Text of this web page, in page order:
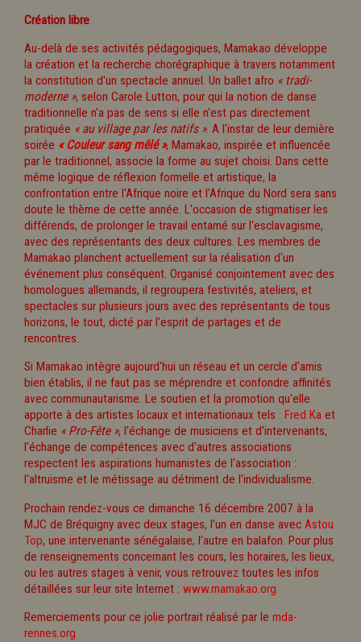
Création libre
Au-delà de ses activités pédagogiques, Mamakao développe
la création et la recherche chorégraphique à travers notamment
la constitution d'un spectacle annuel. Un ballet afro « tradi-
moderne », selon Carole Lutton, pour qui la notion de danse
traditionnelle n'a pas de sens si elle n'est pas directement
pratiquée « au village par les natifs ». A l'instar de leur dernière
soirée « Couleur sang mêlé », Mamakao, inspirée et influencée
par le traditionnel, associe la forme au sujet choisi. Dans cette
même logique de réflexion formelle et artistique, la
confrontation entre l'Afrique noire et l'Afrique du Nord sera sans
doute le thème de cette année. L'occasion de stigmatiser les
différends, de prolonger le travail entamé sur l'esclavagisme,
avec des représentants des deux cultures. Les membres de
Mamakao planchent actuellement sur la réalisation d'un
événement plus conséquent. Organisé conjointement avec des
homologues allemands, il regroupera festivités, ateliers, et
spectacles sur plusieurs jours avec des représentants de tous
horizons, le tout, dicté par l'esprit de partages et de
rencontres.
Si Mamakao intègre aujourd'hui un réseau et un cercle d'amis
bien établis, il ne faut pas se méprendre et confondre affinités
avec communautarisme. Le soutien et la promotion qu'elle
apporte à des artistes locaux et internationaux tels : Fred Ka et
Charlie « Pro-Fête », l'échange de musiciens et d'intervenants,
l'échange de compétences avec d'autres associations
respectent les aspirations humanistes de l'association :
l'altruisme et le métissage au détriment de l'individualisme.
Prochain rendez-vous ce dimanche 16 décembre 2007 à la
MJC de Bréquigny avec deux stages, l'un en danse avec Astou
Top, une intervenante sénégalaise, l'autre en balafon. Pour plus
de renseignements concernant les cours, les horaires, les lieux,
ou les autres stages à venir, vous retrouvez toutes les infos
détaillées sur leur site Internet : www.mamakao.org
Remerciements pour ce jolie portrait réalisé par le mda-
rennes.org